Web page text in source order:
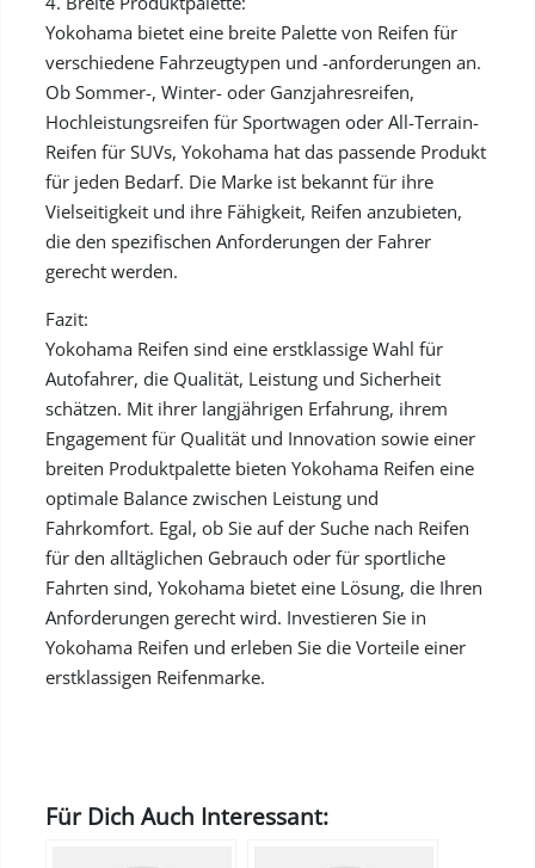
Yokohama bietet eine breite Palette von Reifen für
verschiedene Fahrzeugtypen und -anforderungen an.
Ob Sommer-, Winter- oder Ganzjahresreifen,
Hochleistungsreifen für Sportwagen oder All-Terrain-
Reifen für SUVs, Yokohama hat das passende Produkt
für jeden Bedarf. Die Marke ist bekannt für ihre
Vielseitigkeit und ihre Fähigkeit, Reifen anzubieten,
die den spezifischen Anforderungen der Fahrer
gerecht werden.
Fazit:
Yokohama Reifen sind eine erstklassige Wahl für
Autofahrer, die Qualität, Leistung und Sicherheit
schätzen. Mit ihrer langjährigen Erfahrung, ihrem
Engagement für Qualität und Innovation sowie einer
breiten Produktpalette bieten Yokohama Reifen eine
optimale Balance zwischen Leistung und
Fahrkomfort. Egal, ob Sie auf der Suche nach Reifen
für den alltäglichen Gebrauch oder für sportliche
Fahrten sind, Yokohama bietet eine Lösung, die Ihren
Anforderungen gerecht wird. Investieren Sie in
Yokohama Reifen und erleben Sie die Vorteile einer
erstklassigen Reifenmarke.
Für Dich Auch Interessant: